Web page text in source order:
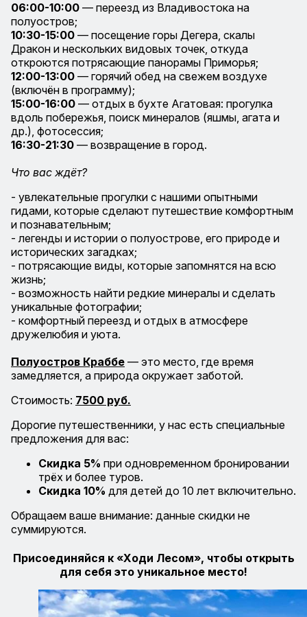
06:00-10:00 — переезд из Владивостока на
полуостров;
10:30-15:00 — посещение горы Дегера, скалы
Дракон и нескольких видовых точек, откуда
откроются потрясающие панорамы Приморья;
12:00-13:00 — горячий обед на свежем воздухе
(включён в программу);
15:00-16:00 — отдых в бухте Агатовая: прогулка
вдоль побережья, поиск минералов (яшмы, агата и
др.), фотосессия;
16:30-21:30 — возвращение в город.
Что вас ждёт?
- увлекательные прогулки с нашими опытными
гидами, которые сделают путешествие комфортным
и познавательным;
- легенды и истории о полуострове, его природе и
исторических загадках;
- потрясающие виды, которые запомнятся на всю
жизнь;
- возможность найти редкие минералы и сделать
уникальные фотографии;
- комфортный переезд и отдых в атмосфере
дружелюбия и уюта.
Полуостров Краббе — это место, где время
замедляется, а природа окружает заботой.
Стоимость: 7500 руб.
Дорогие путешественники, у нас есть специальные
предложения для вас:
Скидка 5% при одновременном бронировании
трёх и более туров.
Скидка 10% для детей до 10 лет включительно.
Обращаем ваше внимание: данные скидки не
суммируются.
Присоединяйся к «Ходи Лесом», чтобы открыть
для себя это уникальное место!